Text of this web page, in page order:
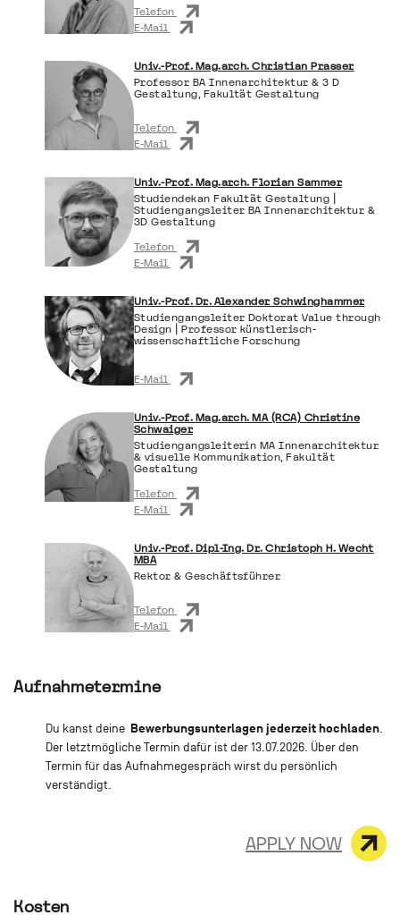
Telefon
E-Mail
Univ.-Prof. Mag.arch. Christian Prasser
Professor BA Innenarchitektur & 3 D
Gestaltung, Fakultät Gestaltung
Telefon
E-Mail
Univ.-Prof. Mag.arch. Florian Sammer
Studiendekan Fakultät Gestaltung |
Studiengangsleiter BA Innenarchitektur &
3D Gestaltung
Telefon
E-Mail
Univ.-Prof. Dr. Alexander Schwinghammer
Studiengangsleiter Doktorat Value through
Design | Professor künstlerisch-
wissenschaftliche Forschung
E-Mail
Univ.-Prof. Mag.arch. MA (RCA) Christine
Schwaiger
Studiengangsleiterin MA Innenarchitektur
& visuelle Kommunikation, Fakultät
Gestaltung
Telefon
E-Mail
Univ.-Prof. Dipl-Ing. Dr. Christoph H. Wecht
MBA
Rektor & Geschäftsführer
Telefon
E-Mail
Aufnahmetermine
Du kanst deine Bewerbungsunterlagen jederzeit hochladen.
Der letztmögliche Termin dafür ist der 13.07.2026. Über den
Termin für das Aufnahmegespräch wirst du persönlich
verständigt.
APPLY NOW
Kosten